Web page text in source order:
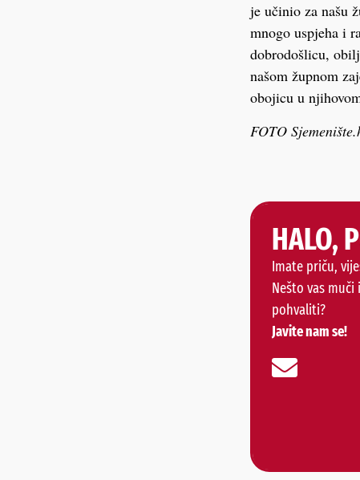
je učinio za našu
mnogo uspjeha i
dobrodošlicu,
našom župnom
obojicu u
FOTO
HALO,
Imate priču,
Nešto vas
pohvaliti?
Javite nam se!